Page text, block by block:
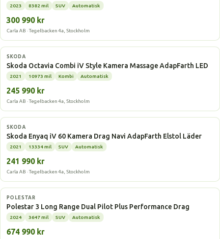
2023 8382 mil SUV Automatisk
300 990 kr
Carla AB · Tegelbacken 4a, Stockholm
Laddhybrid
SKODA
Skoda Octavia Combi iV Style Kamera Massage AdapFarth LED
2021 10973 mil Kombi Automatisk
245 990 kr
Carla AB · Tegelbacken 4a, Stockholm
Elbil
SKODA
Skoda Enyaq iV 60 Kamera Drag Navi AdapFarth Elstol Läder
2021 13334 mil SUV Automatisk
241 990 kr
Carla AB · Tegelbacken 4a, Stockholm
Elbil
POLESTAR
Polestar 3 Long Range Dual Pilot Plus Performance Drag
2024 3647 mil SUV Automatisk
674 990 kr